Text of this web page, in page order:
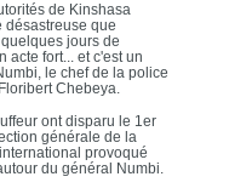
de Kinshasa
désastreuse que
jours de
fort... et c'est un
le chef de la police
Chebeya.
ont disparu le 1er
générale de la
provoqué
du général Numbi.